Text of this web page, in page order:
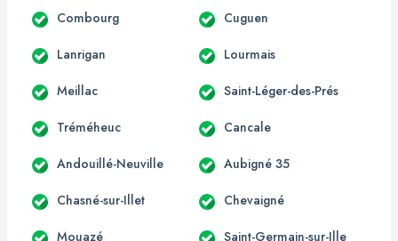
Combourg Cuguen
Lanrigan Lourmais
Meillac Saint-Léger-des-Prés
Tréméheuc Cancale
Andouillé-Neuville Aubigné 35
Chasné-sur-Illet Chevaigné
Mouazé Saint-Germain-sur-Ille